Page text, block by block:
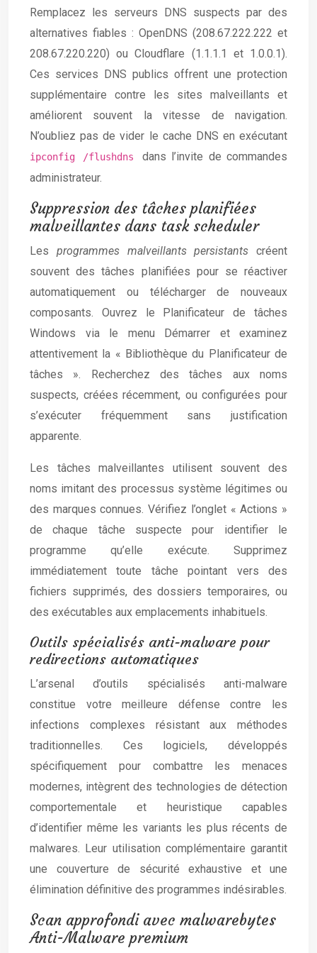
Remplacez les serveurs DNS suspects par des
alternatives fiables : OpenDNS (208.67.222.222 et
208.67.220.220) ou Cloudflare (1.1.1.1 et 1.0.0.1).
Ces services DNS publics offrent une protection
supplémentaire contre les sites malveillants et
améliorent souvent la vitesse de navigation.
N’oubliez pas de vider le cache DNS en exécutant
ipconfig /flushdns dans l’invite de commandes
administrateur.
Suppression des tâches planifiées
malveillantes dans task scheduler
Les programmes malveillants persistants créent
souvent des tâches planifiées pour se réactiver
automatiquement ou télécharger de nouveaux
composants. Ouvrez le Planificateur de tâches
Windows via le menu Démarrer et examinez
attentivement la « Bibliothèque du Planificateur de
tâches ». Recherchez des tâches aux noms
suspects, créées récemment, ou configurées pour
s’exécuter fréquemment sans justification
apparente.
Les tâches malveillantes utilisent souvent des
noms imitant des processus système légitimes ou
des marques connues. Vérifiez l’onglet « Actions »
de chaque tâche suspecte pour identifier le
programme qu’elle exécute. Supprimez
immédiatement toute tâche pointant vers des
fichiers supprimés, des dossiers temporaires, ou
des exécutables aux emplacements inhabituels.
Outils spécialisés anti-malware pour
redirections automatiques
L’arsenal d’outils spécialisés anti-malware
constitue votre meilleure défense contre les
infections complexes résistant aux méthodes
traditionnelles. Ces logiciels, développés
spécifiquement pour combattre les menaces
modernes, intègrent des technologies de détection
comportementale et heuristique capables
d’identifier même les variants les plus récents de
malwares. Leur utilisation complémentaire garantit
une couverture de sécurité exhaustive et une
élimination définitive des programmes indésirables.
Scan approfondi avec malwarebytes
Anti-Malware premium